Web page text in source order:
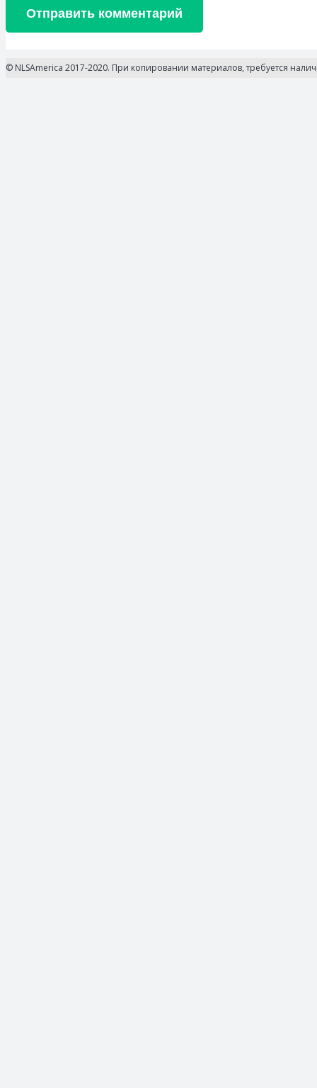
Отправить комментарий
© NLSAmerica 2017-2020. При копировании материалов, требуется